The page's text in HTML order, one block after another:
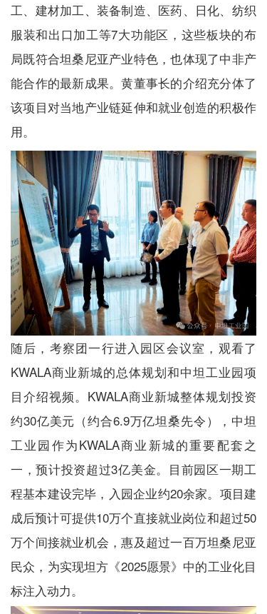
工、建材加工、装备制造、医药、日化、纺织
服装和出口加工等7大功能区，这些板块的布
局既符合坦桑尼亚产业特色，也体现了中非产
能合作的最新成果。黄董事长的介绍充分体了
该项目对当地产业链延伸和就业创造的积极作
用。
随后，考察团一行进入园区会议室，观看了
KWALA商业新城的总体规划和中坦工业园项
目介绍视频。KWALA商业新城整体规划投资
约30亿美元（约合6.9万亿坦桑先令），中坦
工业园作为KWALA商业新城的重要配套之
一，预计投资超过3亿美金。目前园区一期工
程基本建设完毕，入园企业约20余家。项目建
成后预计可提供10万个直接就业岗位和超过50
万个间接就业机会，惠及超过一百万坦桑尼亚
民众，为实现坦方《2025愿景》中的工业化目
标注入动力。